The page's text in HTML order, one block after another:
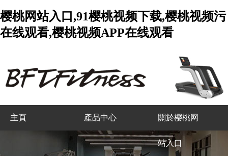
樱桃网站入口,91樱桃视频下载,樱桃视频污
在线观看,樱桃视频APP在线观看
主頁 產品中心 關於樱桃网
站入口